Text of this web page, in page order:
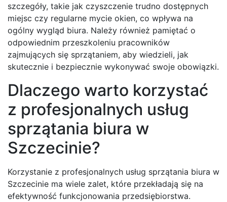
szczegóły, takie jak czyszczenie trudno dostępnych
miejsc czy regularne mycie okien, co wpływa na
ogólny wygląd biura. Należy również pamiętać o
odpowiednim przeszkoleniu pracowników
zajmujących się sprzątaniem, aby wiedzieli, jak
skutecznie i bezpiecznie wykonywać swoje obowiązki.
Dlaczego warto korzystać
z profesjonalnych usług
sprzątania biura w
Szczecinie?
Korzystanie z profesjonalnych usług sprzątania biura w
Szczecinie ma wiele zalet, które przekładają się na
efektywność funkcjonowania przedsiębiorstwa.